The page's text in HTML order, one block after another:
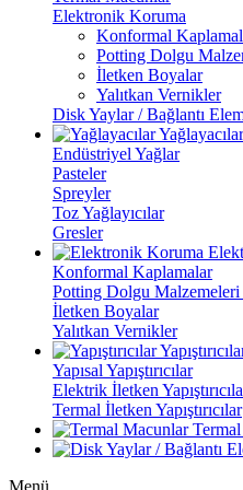
Elektronik Koruma
Konformal
Potting Dolgu
İletken Boyalar
Yalıtkan Vernikler
Disk Yaylar / Bağlantı
Yağlayacılar
Endüstriyel Yağlar
Pasteler
Spreyler
Toz Yağlayıcılar
Gresler
Konformal Kaplamalar
Potting Dolgu
İletken Boyalar
Yalıtkan Vernikler
Yapısal Yapıştırıcılar
Elektrik İletken
Termal İletken Yapıştırıcılar
Menü